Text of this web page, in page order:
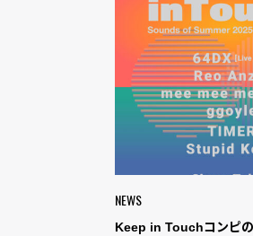
NEWS
Keep in Touchコンピ